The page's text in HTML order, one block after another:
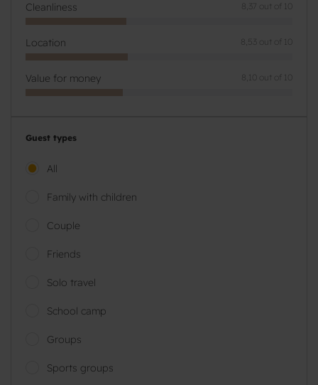
Cleanliness 8,37 out of 10
Location 8,53 out of 10
Value for money 8,10 out of 10
Guest types
All
Family with children
Couple
Friends
Solo travel
School camp
Groups
Sports groups